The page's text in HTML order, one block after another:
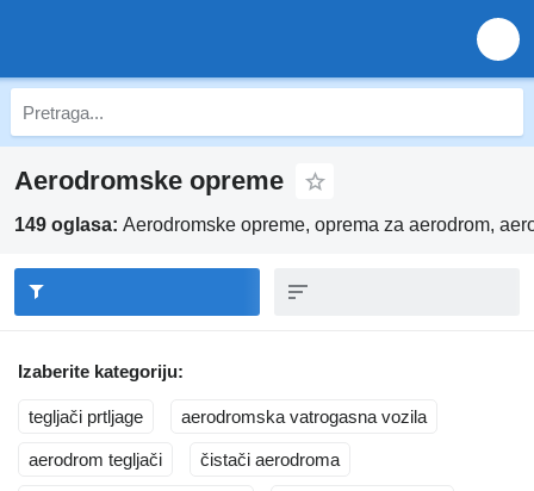
Aerodromske opreme
149 oglasa: Aerodromske opreme, oprema za aerodrom,
Izaberite kategoriju:
tegljači prtljage aerodromska vatrogasna vozila
aerodrom tegljači čistači aerodroma